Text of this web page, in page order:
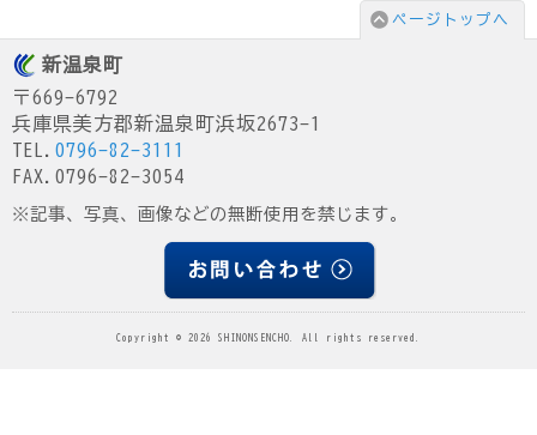
ページトップへ
新温泉町
〒669-6792
兵庫県美方郡新温泉町浜坂2673-1
TEL. 0796-82-3111
FAX.0796-82-3054
※記事、写真、画像などの無断使用を禁じます。
Copyright © 2026 SHINONSENCHO. All rights reserved.